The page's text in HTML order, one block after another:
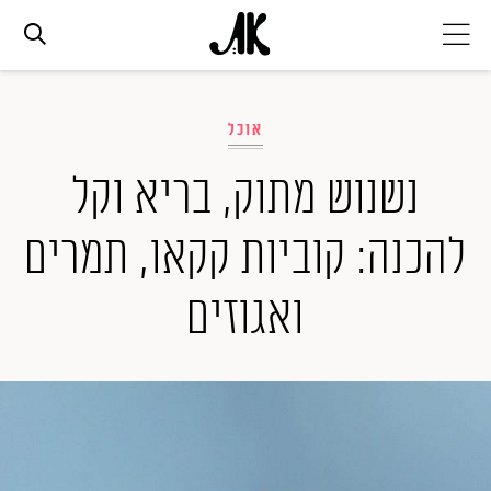
אופנה
ביוטי
סלבס
אוכל
נשנוש מתוק, בריא וקל
להכנה: קוביות קקאו, תמרים
ואגוזים